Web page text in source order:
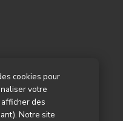
cookies pour
votre
des
Notre site